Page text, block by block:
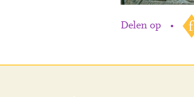
Delen op •